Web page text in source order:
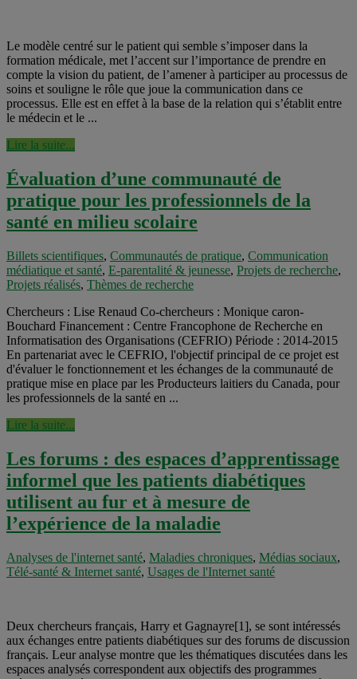
Le modèle centré sur le patient qui semble s’imposer dans la
formation médicale, met l’accent sur l’importance de prendre en
compte la vision du patient, de l’amener à participer au processus de
soins et souligne le rôle que joue la communication dans ce
processus. Elle est en effet à la base de la relation qui s’établit entre
le médecin et le ...
Lire la suite...
Évaluation d’une communauté de
pratique pour les professionnels de la
santé en milieu scolaire
Billets scientifiques, Communautés de pratique, Communication
médiatique et santé, E-parentalité & jeunesse, Projets de recherche,
Projets réalisés, Thèmes de recherche
Chercheurs : Lise Renaud Co-chercheurs : Monique caron-
Bouchard Financement : Centre Francophone de Recherche en
Informatisation des Organisations (CEFRIO) Période : 2014-2015
En partenariat avec le CEFRIO, l'objectif principal de ce projet est
d'évaluer le fonctionnement et les échanges de la communauté de
pratique mise en place par les Producteurs laitiers du Canada, pour
les professionnels de la santé en ...
Lire la suite...
Les forums : des espaces d’apprentissage
informel que les patients diabétiques
utilisent au fur et à mesure de
l’expérience de la maladie
Analyses de l'internet santé, Maladies chroniques, Médias sociaux,
Télé-santé & Internet santé, Usages de l'Internet santé
Deux chercheurs français, Harry et Gagnayre[1], se sont intéressés
aux échanges entre patients diabétiques sur des forums de discussion
français. Leur analyse montre que les thématiques discutées dans les
espaces analysés correspondent aux objectifs des programmes